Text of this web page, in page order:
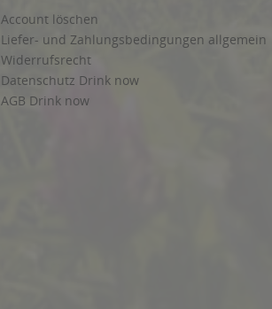
Account löschen
Liefer- und Zahlungsbedingungen allgemein
Widerrufsrecht
Datenschutz Drink now
AGB Drink now